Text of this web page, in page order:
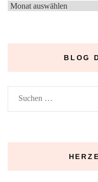
–
BLOG
Suchen
nach: